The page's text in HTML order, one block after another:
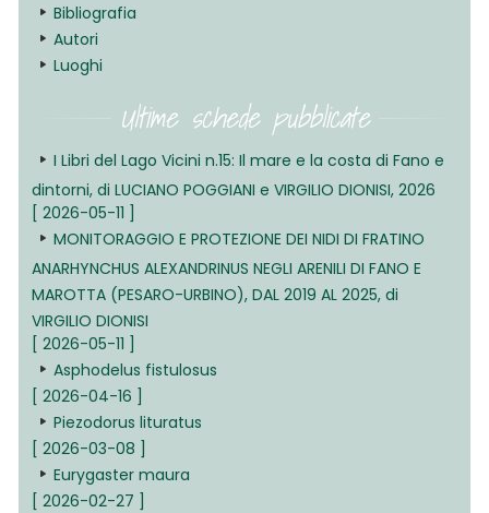
Bibliografia
Autori
Luoghi
Ultime schede pubblicate
I Libri del Lago Vicini n.15: Il mare e la costa di Fano e
dintorni, di LUCIANO POGGIANI e VIRGILIO DIONISI, 2026
[ 2026-05-11 ]
MONITORAGGIO E PROTEZIONE DEI NIDI DI FRATINO
ANARHYNCHUS ALEXANDRINUS NEGLI ARENILI DI FANO E
MAROTTA (PESARO-URBINO), DAL 2019 AL 2025, di
VIRGILIO DIONISI
[ 2026-05-11 ]
Asphodelus fistulosus
[ 2026-04-16 ]
Piezodorus lituratus
[ 2026-03-08 ]
Eurygaster maura
[ 2026-02-27 ]